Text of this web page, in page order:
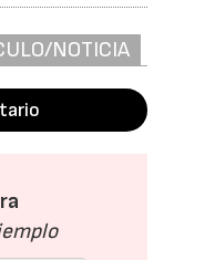
NOTICIA